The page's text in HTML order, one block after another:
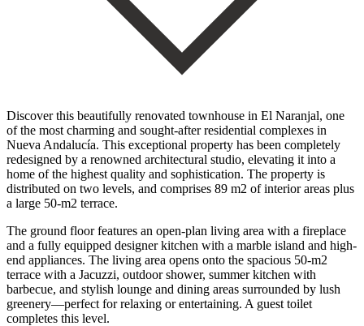
Discover this beautifully renovated townhouse in El Naranjal, one
of the most charming and sought-after residential complexes in
Nueva Andalucía. This exceptional property has been completely
redesigned by a renowned architectural studio, elevating it into a
home of the highest quality and sophistication. The property is
distributed on two levels, and comprises 89 m2 of interior areas plus
a large 50-m2 terrace.
The ground floor features an open-plan living area with a fireplace
and a fully equipped designer kitchen with a marble island and high-
end appliances. The living area opens onto the spacious 50-m2
terrace with a Jacuzzi, outdoor shower, summer kitchen with
barbecue, and stylish lounge and dining areas surrounded by lush
greenery—perfect for relaxing or entertaining. A guest toilet
completes this level.